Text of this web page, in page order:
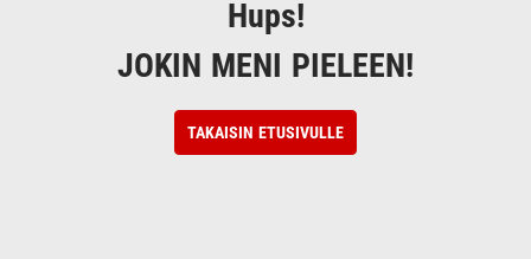
Hups!
JOKIN MENI PIELEEN!
TAKAISIN ETUSIVULLE